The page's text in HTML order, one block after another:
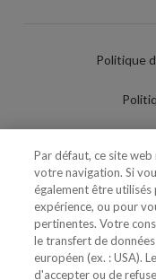
Politique
Utilisation
Par défaut, ce site web
votre navigation. Si
également être
expérience, ou pour
pertinentes. Votre
le transfert de
européen (ex. : USA).
d'accepter ou de